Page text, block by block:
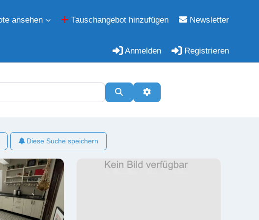
ansehen Tauschangebot hinzufügen Newsletter
Anmelden Registrieren
SuchenErweiterte Filter
Diese Suche speichern